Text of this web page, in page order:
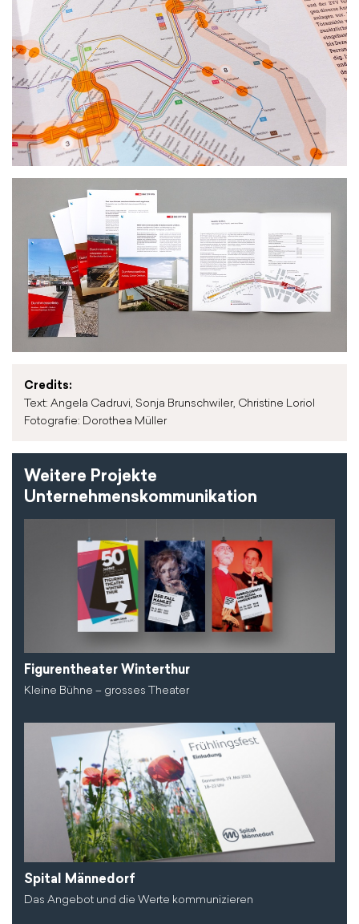
Credits:
Text: Angela Cadruvi, Sonja Brunschwiler, Christine Loriol
Fotografie: Dorothea Müller
Weitere Projekte
Unternehmenskommunikation
Figurentheater Winterthur
Kleine Bühne – grosses Theater
Spital Männedorf
Das Angebot und die Werte kommunizieren